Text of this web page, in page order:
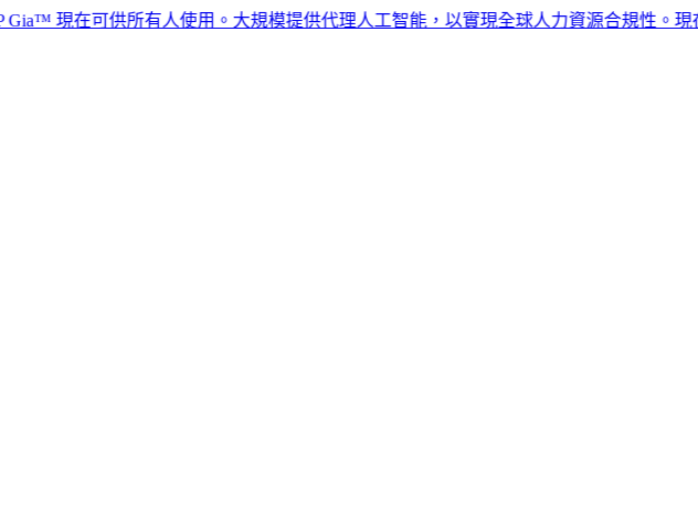
可供所有人使用。大規模提供代理人工智能，以實現全球人力資源合規性。現在就試試